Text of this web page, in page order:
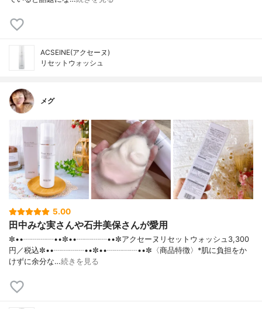
ACSEINE(アクセーヌ)
リセットウォッシュ
メグ
5.00
田中みな実さんや石井美保さんが愛用
✼••┈┈┈┈••✼••┈┈┈┈••✼アクセーヌリセットウォッシュ3,300
円／税込✼••┈┈┈┈••✼••┈┈┈┈••✼〈商品特徴〉*肌に負担をか
けずに余分な…続きを見る